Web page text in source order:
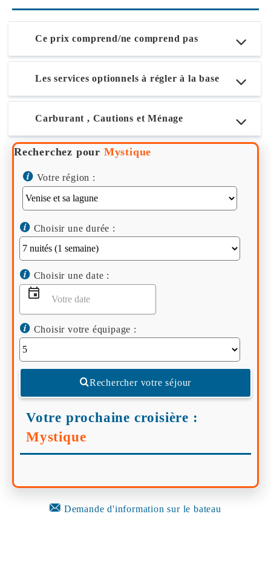
Ce prix comprend/ne comprend pas
Les services optionnels à régler à la base
Carburant , Cautions et Ménage
Recherchez pour Mystique
Votre région :
Choisir une durée :
Choisir une date :
Choisir votre équipage :
Rechercher votre séjour
Votre prochaine croisière :
Mystique
Demande d'information sur le bateau